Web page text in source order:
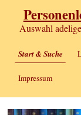
Auswahl
Start & Suche
Impressum